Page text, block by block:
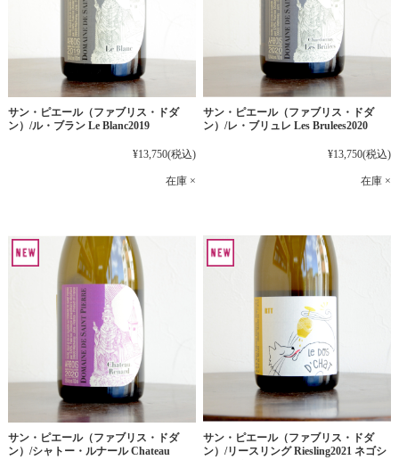
サン・ピエール（ファブリス・ドダ
ン）/ル・ブラン Le Blanc2019
¥13,750(税込)
在庫 ×
サン・ピエール（ファブリス・ドダ
ン）/レ・ブリュレ Les Brulees2020
¥13,750(税込)
在庫 ×
サン・ピエール（ファブリス・ドダ
ン）/シャトー・ルナール Chateau
サン・ピエール（ファブリス・ドダ
ン）/リースリング Riesling2021 ネゴシ